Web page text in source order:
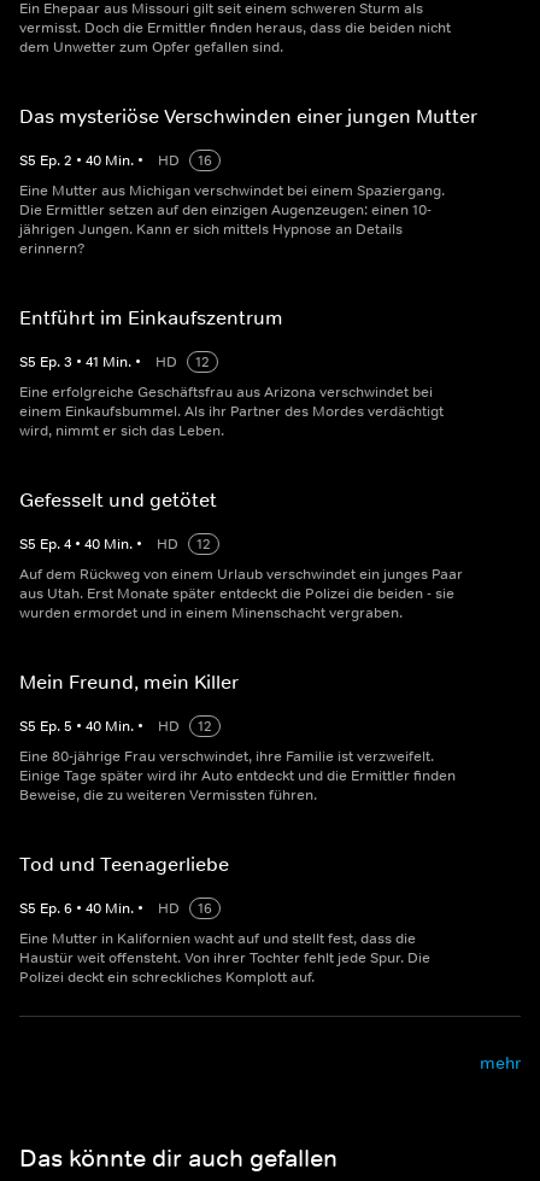
Ein Ehepaar aus Missouri gilt seit einem schweren Sturm als
vermisst. Doch die Ermittler finden heraus, dass die beiden nicht
dem Unwetter zum Opfer gefallen sind.
Das mysteriöse Verschwinden einer jungen Mutter
S5 Ep.2 • 40 Min. • HD
16
Eine Mutter aus Michigan verschwindet bei einem Spaziergang.
Die Ermittler setzen auf den einzigen Augenzeugen: einen 10-
jährigen Jungen. Kann er sich mittels Hypnose an Details
erinnern?
Entführt im Einkaufszentrum
S5 Ep.3 • 41 Min. • HD
12
Eine erfolgreiche Geschäftsfrau aus Arizona verschwindet bei
einem Einkaufsbummel. Als ihr Partner des Mordes verdächtigt
wird, nimmt er sich das Leben.
Gefesselt und getötet
S5 Ep.4 • 40 Min. • HD
12
Auf dem Rückweg von einem Urlaub verschwindet ein junges Paar
aus Utah. Erst Monate später entdeckt die Polizei die beiden - sie
wurden ermordet und in einem Minenschacht vergraben.
Mein Freund, mein Killer
S5 Ep.5 • 40 Min. • HD
12
Eine 80-jährige Frau verschwindet, ihre Familie ist verzweifelt.
Einige Tage später wird ihr Auto entdeckt und die Ermittler finden
Beweise, die zu weiteren Vermissten führen.
Tod und Teenagerliebe
S5 Ep.6 • 40 Min. • HD
16
Eine Mutter in Kalifornien wacht auf und stellt fest, dass die
Haustür weit offensteht. Von ihrer Tochter fehlt jede Spur. Die
Polizei deckt ein schreckliches Komplott auf.
mehr
Das könnte dir auch gefallen